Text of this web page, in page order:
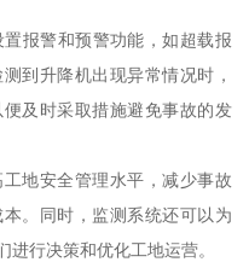
报警和预警功能，如超载报
到升降机出现异常情况时，
及时采取措施避免事故的发
地安全管理水平，减少事故
。同时，监测系统还可以为
行决策和优化工地运营。